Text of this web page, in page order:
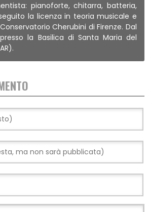
pianoforte, chitarra, batteria,
la licenza in teoria musicale e
Cherubini di Firenze. Dal
la Basilica di Santa Maria del